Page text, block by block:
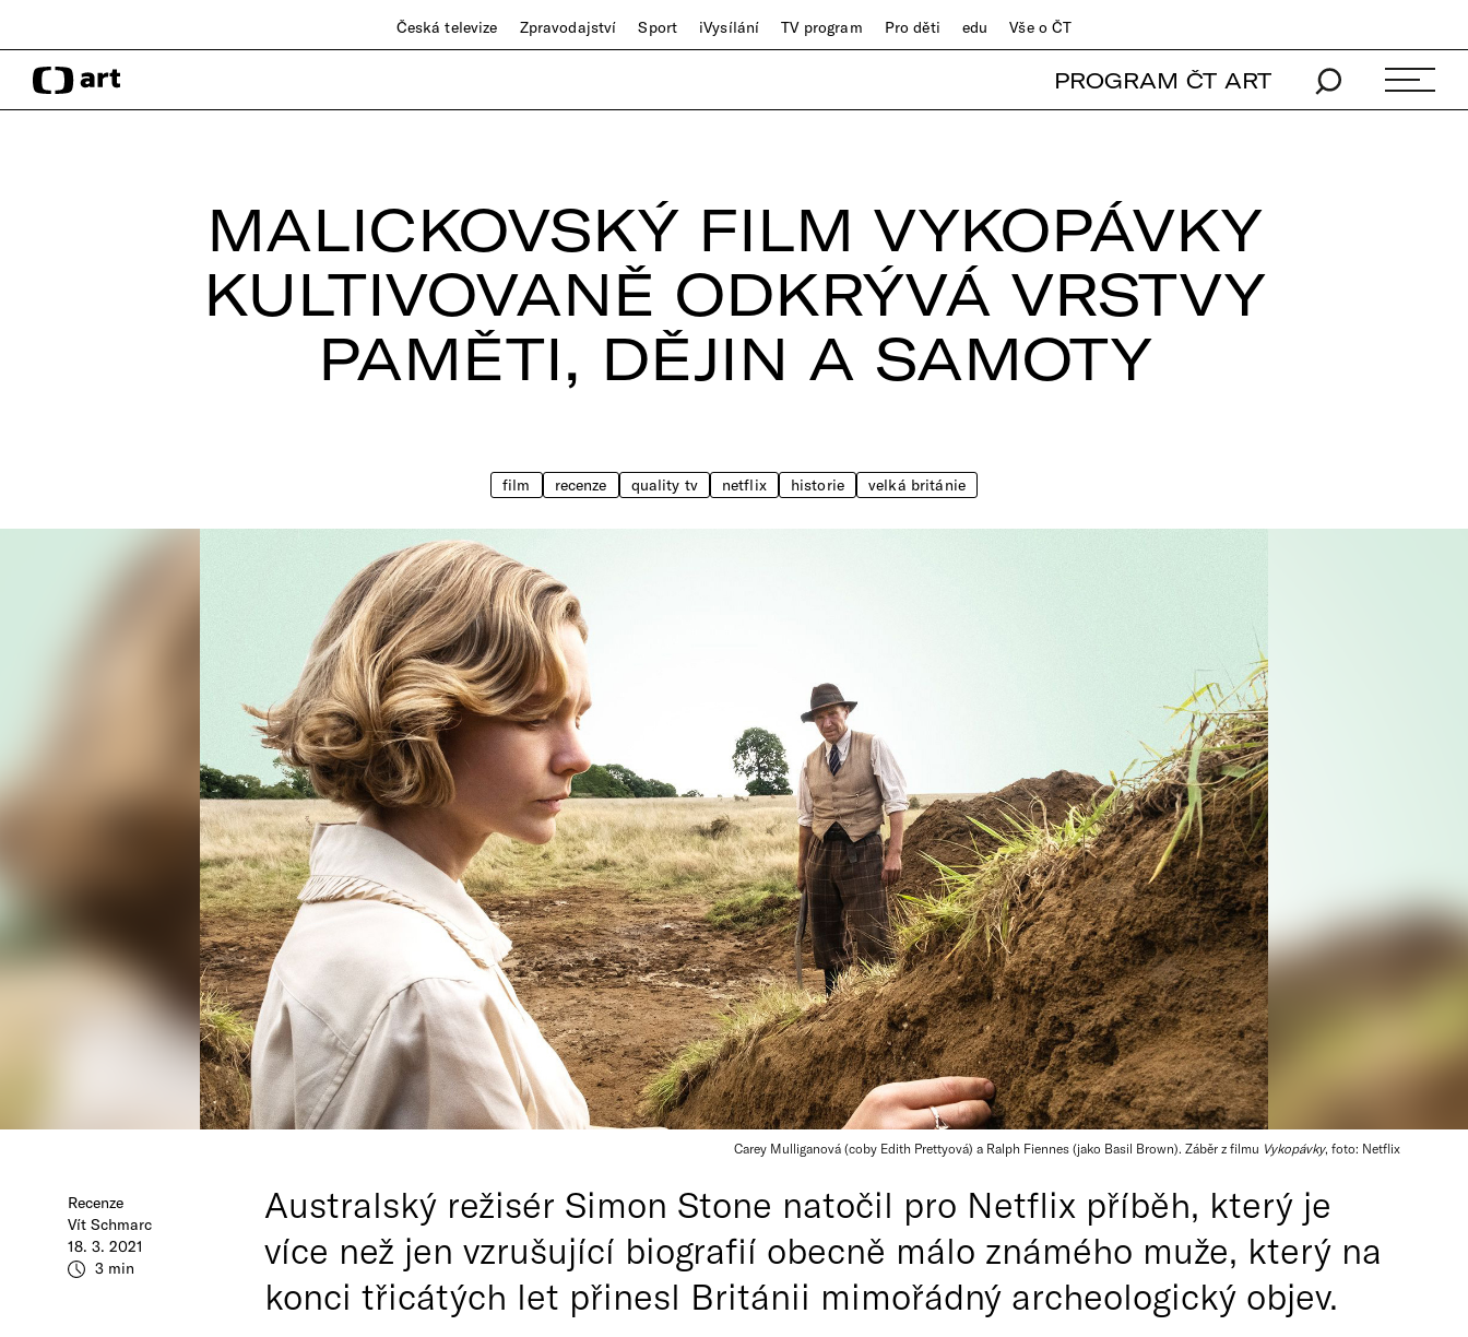
Česká televize Zpravodajství Sport iVysílání TV program Pro děti edu Vše o ČT
PROGRAM ČT ART
MALICKOVSKÝ FILM VYKOPÁVKY
KULTIVOVANĚ ODKRÝVÁ VRSTVY
PAMĚTI, DĚJIN A SAMOTY
film recenze quality tv netflix historie velká británie
Carey Mulliganová (coby Edith Prettyová) a Ralph Fiennes (jako Basil Brown). Záběr z filmu Vykopávky, foto: Netflix
Recenze
Vít Schmarc
18. 3. 2021
3 min
Australský režisér Simon Stone natočil pro Netflix příběh, který je
více než jen vzrušující biografií obecně málo známého muže, který na
konci třicátých let přinesl Británii mimořádný archeologický objev.